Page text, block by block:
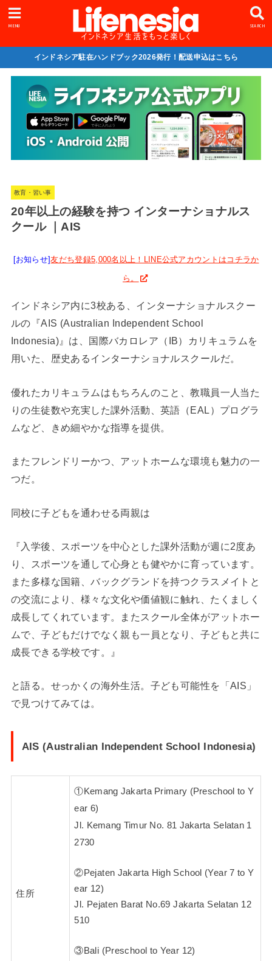
SEARCH
MENU
インドネシア駐在ハンドブック2026発行！配送申込はこちら
教育・習い事
20年以上の経験を持つ インターナショナルス
クール ｜AIS
[お知らせ]友だち登録5,000名以上！LINE公式アカウントはコチラか
ら。
インドネシア内に3校ある、インターナショナルスクー
ルの『AIS (Australian Independent School
Indonesia)』は、国際バカロレア（IB）カリキュラムを
用いた、歴史あるインターナショナルスクールだ。
優れたカリキュラムはもちろんのこと、教職員一人当た
りの生徒数や充実した課外活動、英語（EAL）プログラ
ムなど、きめ細やかな指導を提供。
またフレンドリーかつ、アットホームな環境も魅力の一
つだ。
同校に子どもを通わせる両親は
『入学後、スポーツを中心とした課外活動が週に2度あ
り、スポーツを通して心身とも健やかに育っています。
また多様な国籍、バックグランドを持つクラスメイトと
の交流により、様々な文化や価値観に触れ、たくましく
成長してくれています。またスクール全体がアットホー
ムで、子どもだけでなく親も一員となり、子どもと共に
成長できる学校です。』
と語る。せっかくの海外生活。子ども可能性を「AIS」
で見つけてみては。
AIS (Australian Independent School Indonesia)
住所
①Kemang Jakarta Primary (Preschool to Y
ear 6)
Jl. Kemang Timur No. 81 Jakarta Selatan 1
2730
②Pejaten Jakarta High School (Year 7 to Y
ear 12)
Jl. Pejaten Barat No.69 Jakarta Selatan 12
510
③Bali (Preschool to Year 12)